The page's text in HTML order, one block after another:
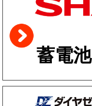
蓄電池